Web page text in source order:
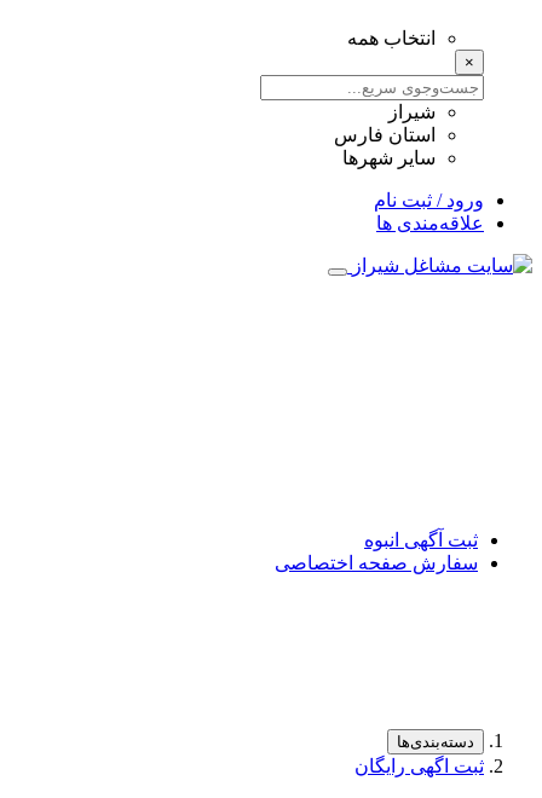
انتخاب همه
×
شیراز
استان فارس
سایر شهرها
ورود / ثبت نام
علاقه‌مندی ها
ثبت آگهی انبوه
سفارش صفحه اختصاصی
دسته‌بندی‌ها
ثبت اگهی رایگان